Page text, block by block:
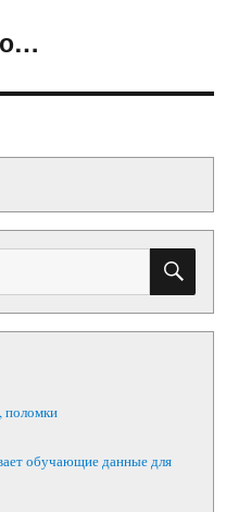
поломки
обучающие данные для